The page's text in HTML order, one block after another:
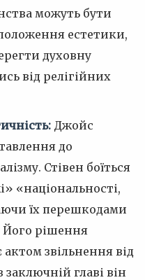
можуть бути
естетики,
духовну
від релігійних
Джойс
до
Стівен боїться
«національності,
їх перешкодами
Його рішення
звільнення від
главі він